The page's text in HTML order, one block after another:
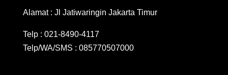
Alamat : Jl Jatiwaringin Jakarta Timur
Telp : 021-8490-4117
Telp/WA/SMS : 085770507000